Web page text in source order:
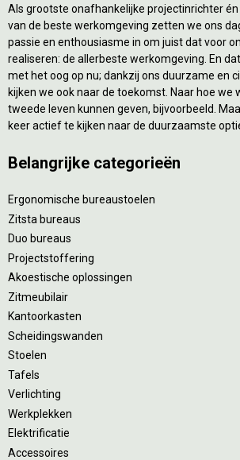
Als grootste onafhankelijke projectinrichter
van de beste werkomgeving zetten we ons
passie en enthousiasme in om juist dat voor
realiseren: de allerbeste werkomgeving. En
met het oog op nu; dankzij ons duurzame en
kijken we ook naar de toekomst. Naar hoe we
tweede leven kunnen geven, bijvoorbeeld.
keer actief te kijken naar de duurzaamste
Belangrijke categorieën
Ergonomische bureaustoelen
Zitsta bureaus
Duo bureaus
Projectstoffering
Akoestische oplossingen
Zitmeubilair
Kantoorkasten
Scheidingswanden
Stoelen
Tafels
Verlichting
Werkplekken
Elektrificatie
Accessoires